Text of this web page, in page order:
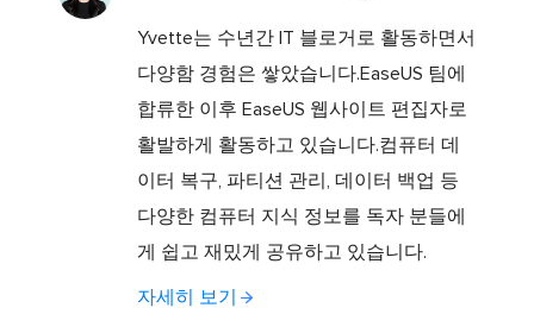
Yvette는 수년간 IT 블로거로 활동하면서
다양함 경험은 쌓았습니다.EaseUS 팀에
합류한 이후 EaseUS 웹사이트 편집자로
활발하게 활동하고 있습니다.컴퓨터 데
이터 복구, 파티션 관리, 데이터 백업 등
다양한 컴퓨터 지식 정보를 독자 분들에
게 쉽고 재밌게 공유하고 있습니다.
자세히 보기